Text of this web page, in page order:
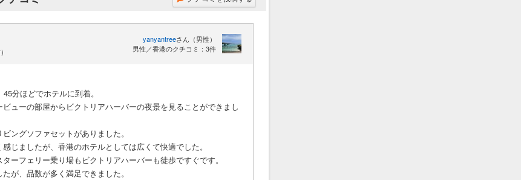
yanyantreeさん（男性）
男性／香港のクチコミ：3件
分ほどでホテルに到着。
ューの部屋からビクトリアハーバーの夜景を見ることができまし
ングソファセットがありました。
じましたが、香港のホテルとしては広くて快適でした。
ーフェリー乗り場もビクトリアハーバーも徒歩ですぐです。
が、品数が多く満足できました。